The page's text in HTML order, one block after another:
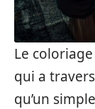
Le
qui a
qu’un